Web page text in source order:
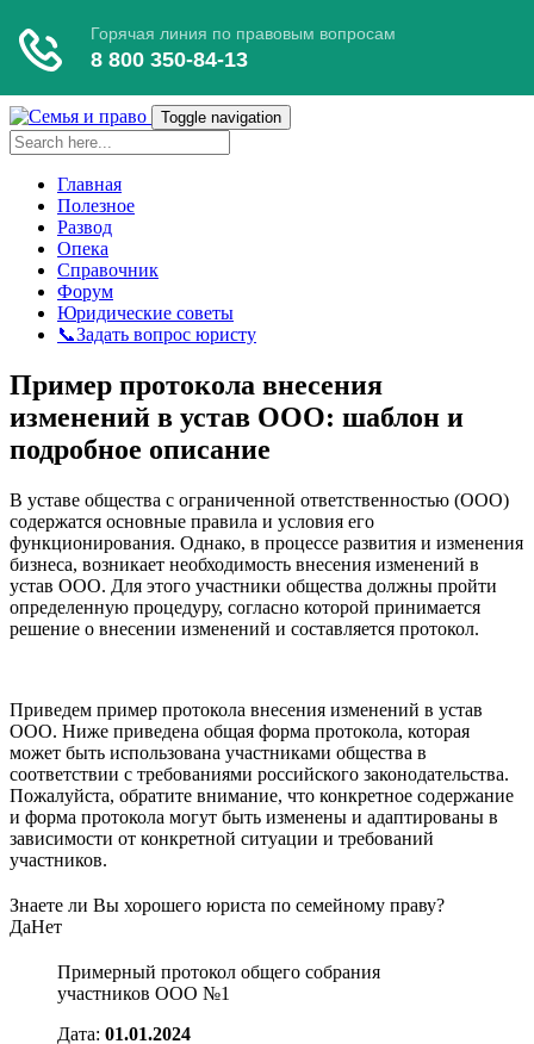
Toggle navigation
Главная
Полезное
Развод
Опека
Справочник
Форум
Юридические советы
📞Задать вопрос юристу
Пример протокола внесения
изменений в устав ООО: шаблон и
подробное описание
В уставе общества с ограниченной ответственностью (ООО)
содержатся основные правила и условия его
функционирования. Однако, в процессе развития и изменения
бизнеса, возникает необходимость внесения изменений в
устав ООО. Для этого участники общества должны пройти
определенную процедуру, согласно которой принимается
решение о внесении изменений и составляется протокол.
Приведем пример протокола внесения изменений в устав
ООО. Ниже приведена общая форма протокола, которая
может быть использована участниками общества в
соответствии с требованиями российского законодательства.
Пожалуйста, обратите внимание, что конкретное содержание
и форма протокола могут быть изменены и адаптированы в
зависимости от конкретной ситуации и требований
участников.
Знаете ли Вы хорошего юриста по семейному праву?
ДаНет
Примерный протокол общего собрания
участников ООО №1
Дата: 01.01.2024